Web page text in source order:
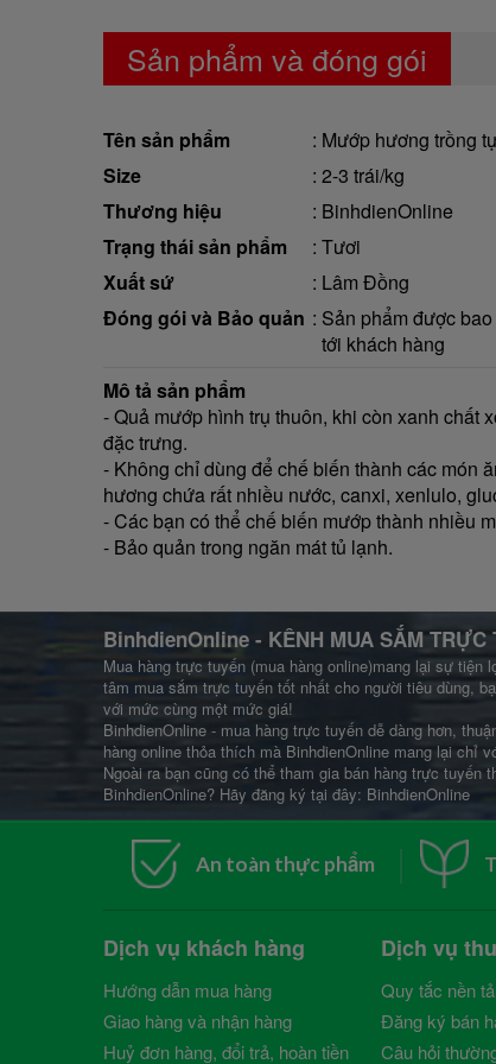
Sản phẩm và đóng gói
Tên sản phẩm
Mướp hương trồng
Size
2-3 trái/kg
Thương hiệu
BinhdienOnline
Trạng thái sản phẩm
Tươi
Xuất sứ
Lâm Đồng
Đóng gói và Bảo quản
Sản phẩm được
tới khách hàng
Mô tả sản phẩm
- Quả mướp hình trụ thuôn, khi còn xanh chất
đặc trưng.
- Không chỉ dùng để chế biến thành các món
hương chứa rất nhiều nước, canxi, xenlulo,
- Các bạn có thể chế biến mướp thành nhiều
- Bảo quản trong ngăn mát tủ lạnh.
BinhdienOnline - KÊNH MUA SẮM
Mua hàng trực tuyến (mua hàng online)mang lại sự
tâm mua sắm trực tuyến tốt nhất cho người tiêu dùng,
với mức cùng một mức giá!
BinhdienOnline - mua hàng trực tuyến dễ dàng hơn,
hàng online thỏa thích mà BinhdienOnline mang lại chỉ
Ngoài ra bạn cũng có thể tham gia bán hàng trực tuyến
BinhdienOnline? Hãy đăng ký tại đây: BinhdienOnline
An toàn thực phẩm
Dịch vụ khách hàng
Hướng dẫn mua hàng
Giao hàng và nhận hàng
Huỷ đơn hàng, đổi trả, hoàn tiền
Dịch vụ
Quy tắc nền
Đăng ký bán
Câu hỏi